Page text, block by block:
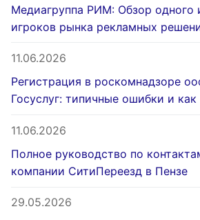
Медиагруппа РИМ: Обзор одного
игроков рынка рекламных
11.06.2026
Регистрация в роскомнадзоре
Госуслуг: типичные ошибки и
11.06.2026
Полное руководство по
компании СитиПереезд в Пензе
29.05.2026